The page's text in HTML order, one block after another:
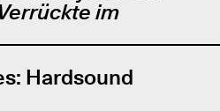
im
Hardsound